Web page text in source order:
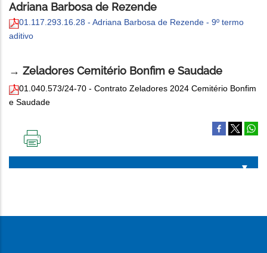
Adriana Barbosa de Rezende
01.117.293.16.28 - Adriana Barbosa de Rezende - 9º termo
aditivo
→ Zeladores Cemitério Bonfim e Saudade
01.040.573/24-70 - Contrato Zeladores 2024 Cemitério Bonfim
e Saudade
PÁGINA